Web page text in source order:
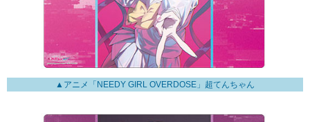
▲アニメ「NEEDY GIRL OVERDOSE」超てんちゃん